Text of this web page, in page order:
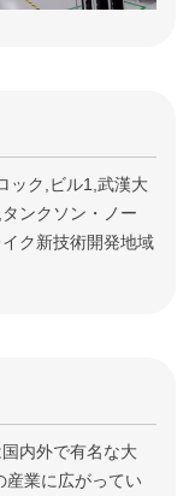
ック,ビル1,武漢大
ンクソン・ノー
ク新技術開発地域
内外で有名な大
産業に広がってい